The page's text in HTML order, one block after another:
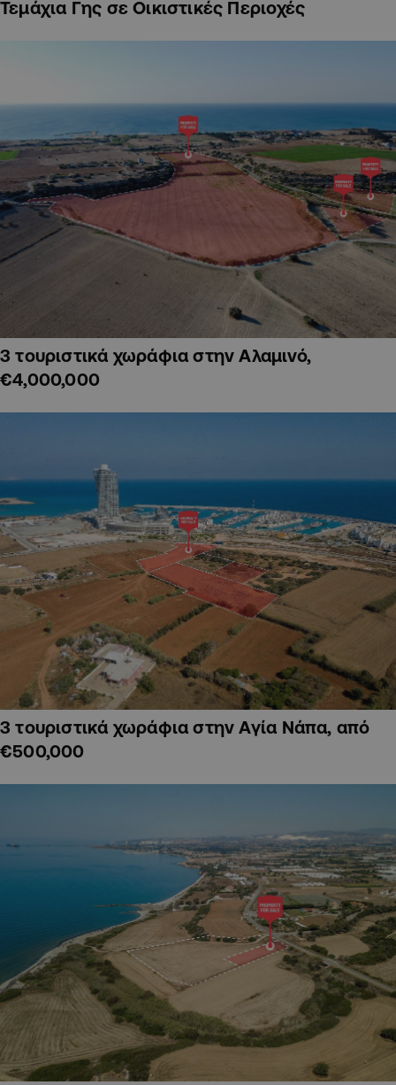
Τεμάχια Γης σε Οικιστικές Περιοχές
3 τουριστικά χωράφια στην Αλαμινό,
€4,000,000
3 τουριστικά χωράφια στην Αγία Νάπα, από
€500,000